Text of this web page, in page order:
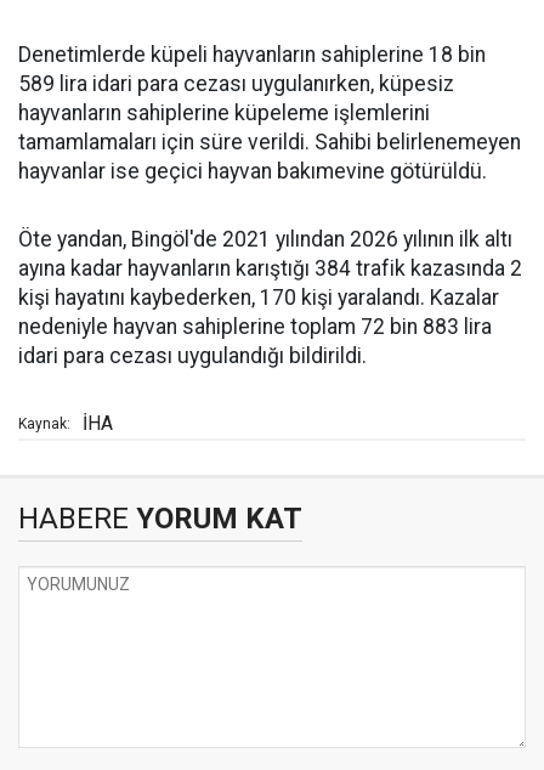
Denetimlerde küpeli hayvanların sahiplerine 18 bin
589 lira idari para cezası uygulanırken, küpesiz
hayvanların sahiplerine küpeleme işlemlerini
tamamlamaları için süre verildi. Sahibi belirlenemeyen
hayvanlar ise geçici hayvan bakımevine götürüldü.
Öte yandan, Bingöl'de 2021 yılından 2026 yılının ilk altı
ayına kadar hayvanların karıştığı 384 trafik kazasında 2
kişi hayatını kaybederken, 170 kişi yaralandı. Kazalar
nedeniyle hayvan sahiplerine toplam 72 bin 883 lira
idari para cezası uygulandığı bildirildi.
Kaynak: İHA
HABERE YORUM KAT